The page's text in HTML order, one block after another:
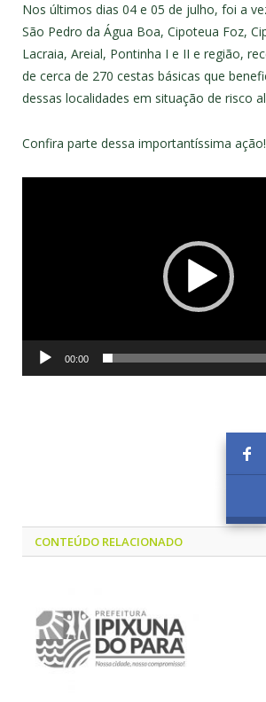
Nos últimos dias 04 e 05 de julho, foi a
São Pedro da Água Boa, Cipoteua Foz,
Lacraia, Areial, Pontinha I e II e região,
de cerca de 270 cestas básicas que
dessas localidades em situação de risco
Confira parte dessa importantíssima ação!
00:00
CONTEÚDO RELACIONADO